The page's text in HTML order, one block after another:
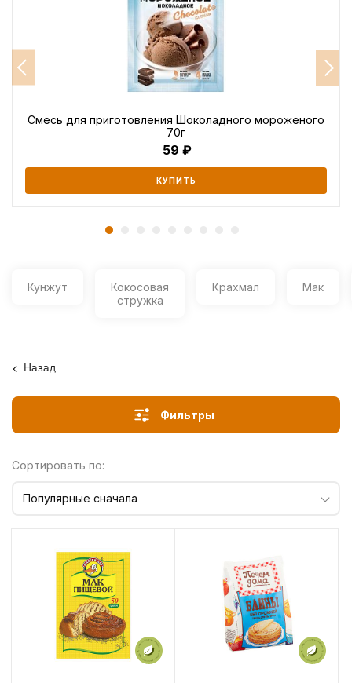
Смесь для приготовления Шоколадного мороженого
70г
59
КУПИТЬ
Кунжут
Кокосовая
стружка
Крахмал Мак
Назад
Фильтры
Сортировать по:
Популярные сначала